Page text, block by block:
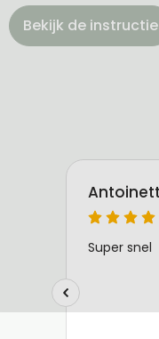
Bekijk de instructie